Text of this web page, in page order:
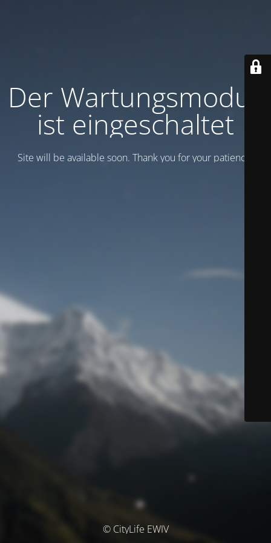
Der Wartungsmodus
ist eingeschaltet
Site will be available soon. Thank you for your patience!
© CityLife EWIV